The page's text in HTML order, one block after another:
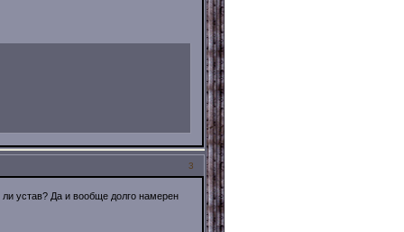
3
устав? Да и вообще долго намерен